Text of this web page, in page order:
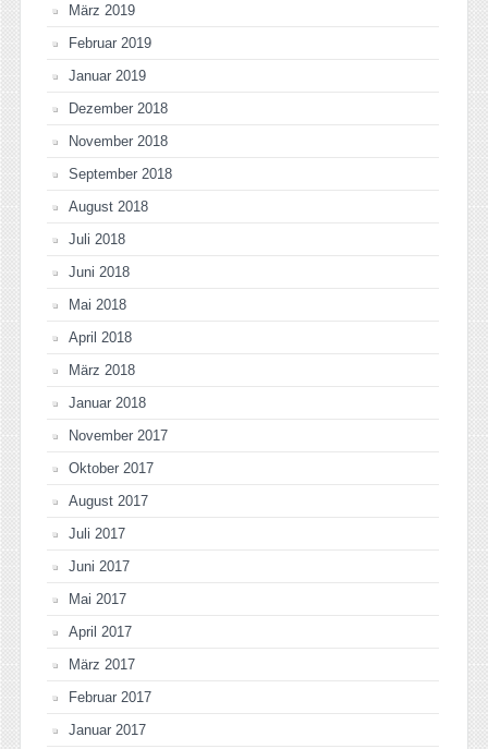
März 2019
Februar 2019
Januar 2019
Dezember 2018
November 2018
September 2018
August 2018
Juli 2018
Juni 2018
Mai 2018
April 2018
März 2018
Januar 2018
November 2017
Oktober 2017
August 2017
Juli 2017
Juni 2017
Mai 2017
April 2017
März 2017
Februar 2017
Januar 2017